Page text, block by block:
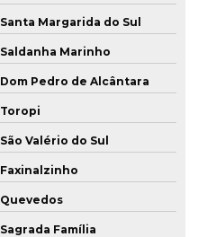
Santa Margarida do Sul
Saldanha Marinho
Dom Pedro de Alcântara
Toropi
São Valério do Sul
Faxinalzinho
Quevedos
Sagrada Família